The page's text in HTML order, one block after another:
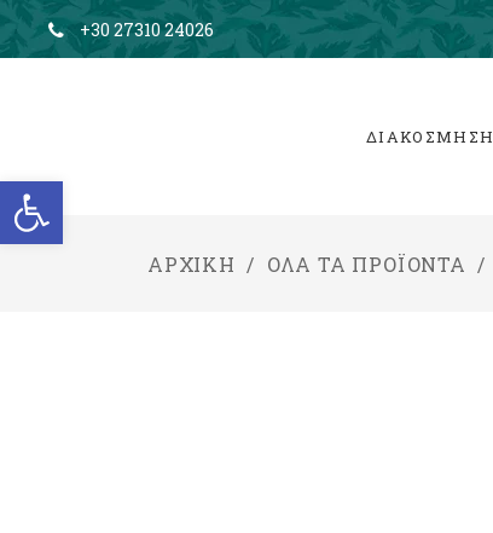
Ανοίξτε τη γραμμή εργαλείων
+30 27310 24026
ΔΙΑΚΟΣΜΗΣΗ
ΑΡΧΙΚΉ / ΌΛΑ ΤΑ ΠΡΟΪΌΝΤΑ /